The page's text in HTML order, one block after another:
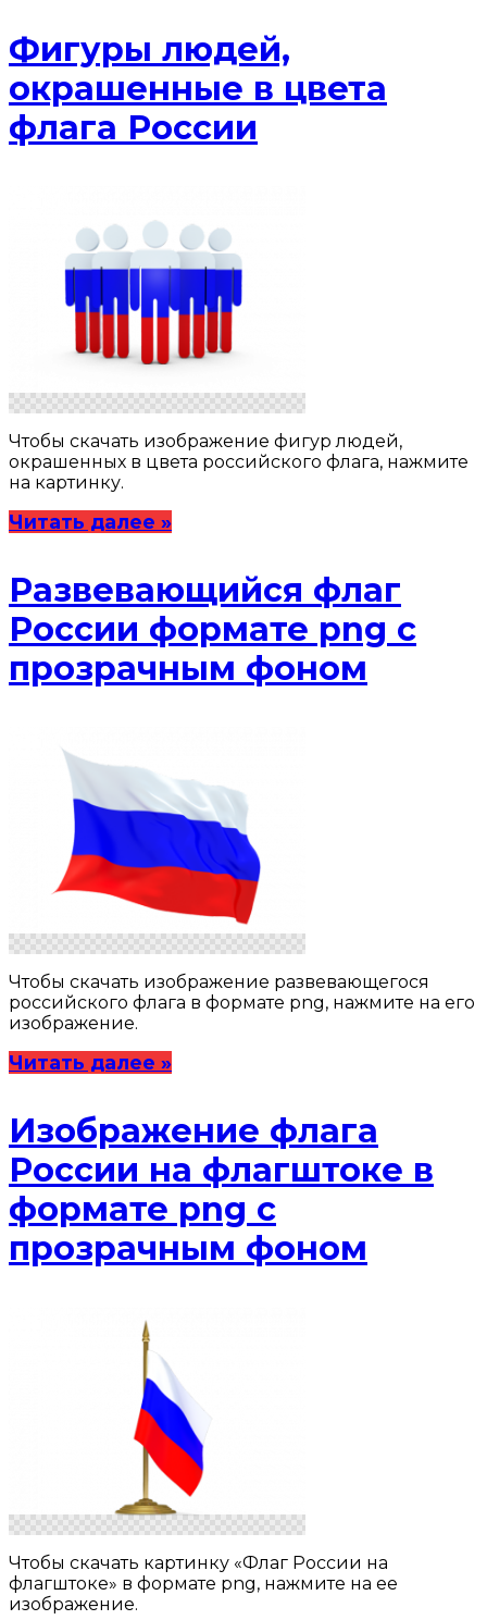
Фигуры людей,
окрашенные в цвета
флага России
Чтобы скачать изображение фигур людей,
окрашенных в цвета российского флага, нажмите
на картинку.
Читать далее »
Развевающийся флаг
России формате png с
прозрачным фоном
Чтобы скачать изображение развевающегося
российского флага в формате png, нажмите на его
изображение.
Читать далее »
Изображение флага
России на флагштоке в
формате png с
прозрачным фоном
Чтобы скачать картинку «Флаг России на
флагштоке» в формате png, нажмите на ее
изображение.